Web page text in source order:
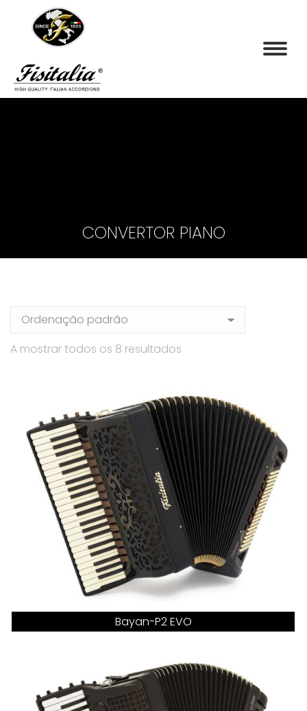
CONVERTOR PIANO
A mostrar todos os 8 resultados
Bayan-P2 EVO